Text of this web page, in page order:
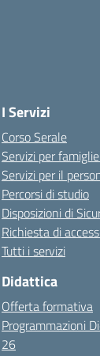
I Servizi
Corso Serale
Servizi per
Servizi per il
Percorsi di studio
Disposizioni di
Richiesta di
Tutti i servizi
Didattica
Offerta formativa
Programmazioni
26